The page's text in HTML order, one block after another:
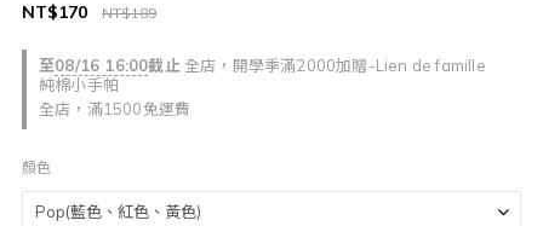
至08/16 16:00截止 全店，開學季滿2000加贈-Lien de famille
純棉小手帕
全店，滿1500免運費
NT$189
NT$170
顏色